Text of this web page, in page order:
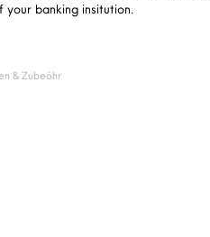
banking insitution.
& Zubeöhr